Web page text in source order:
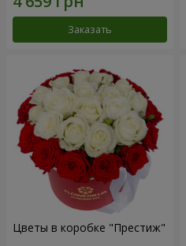
Заказать
Цветы в коробке "Престиж"